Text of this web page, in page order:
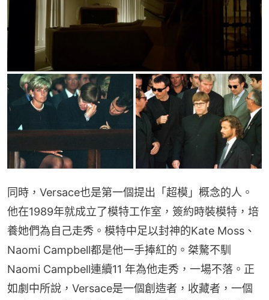
同時，Versace也是第一個提出「超模」概念的人。
他在1989年就成立了模特工作室，簽約時裝模特，培
養她們為自己走秀。模特中足以封神的Kate Moss、
Naomi Campbell都是他一手捧紅的。桀驁不馴
Naomi Campbell連續11 年為他走秀，一場不落。正
如劇中所說，Versace是一個創造者，收藏者，一個